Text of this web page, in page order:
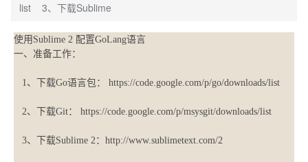
list 3、下载Sublime
使用Sublime 2 配置GoLang语言
一、准备工作：
1、下载Go语言包： https://code.google.com/p/go/downloads/list
2、下载Git： https://code.google.com/p/msysgit/downloads/list
3、下载Sublime 2：http://www.sublimetext.com/2